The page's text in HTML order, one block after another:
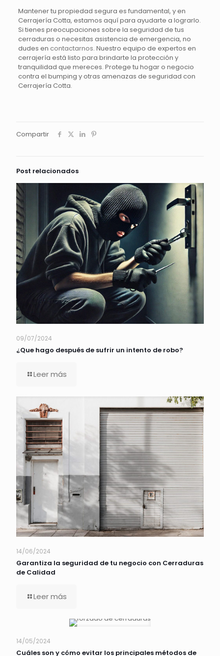
Mantener tu propiedad segura es fundamental, y en
Cerrajería Cotta, estamos aquí para ayudarte a lograrlo.
Si tienes preocupaciones sobre la seguridad de tus
cerraduras o necesitas asistencia de emergencia, no
dudes en contactarnos. Nuestro equipo de expertos en
cerrajería está listo para brindarte la protección y
tranquilidad que mereces. Protege tu hogar o negocio
contra el bumping y otras amenazas de seguridad con
Cerrajería Cotta.
Compartir
Post relacionados
09/07/2024
¿Que hago después de sufrir un intento de robo?
Leer más
14/06/2024
Garantiza la seguridad de tu negocio con Cerraduras
de Calidad
Leer más
14/05/2024
Cuáles son y cómo evitar los principales métodos de